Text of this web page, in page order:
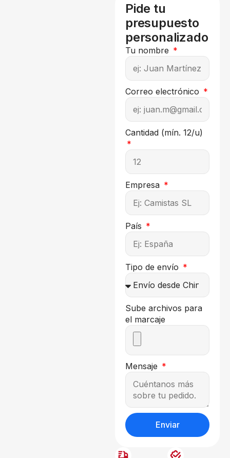
Pide tu
presupuesto
personalizado
Tu nombre
Correo electrónico
Cantidad (mín. 12/u)
Empresa
País
Tipo de envío
Sube archivos para
el marcaje
Mensaje
Enviar